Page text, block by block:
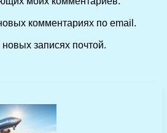
комментариях по email.
записях почтой.